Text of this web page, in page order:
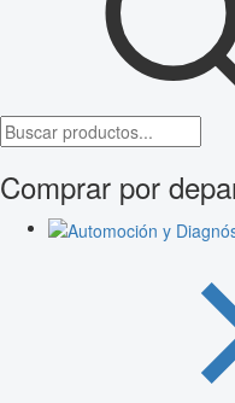
Comprar por